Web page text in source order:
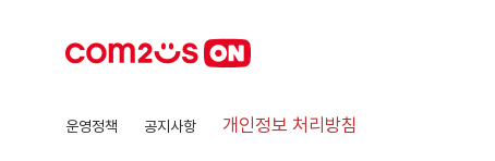
운영정책 공지사항 개인정보 처리방침